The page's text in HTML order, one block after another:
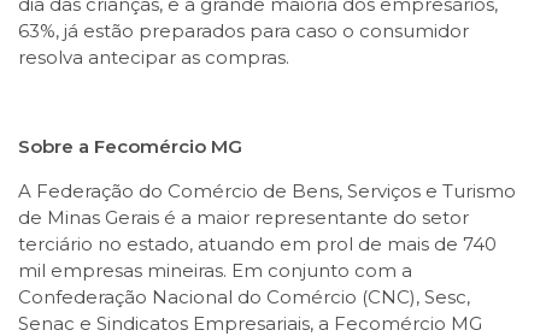
63%, já estão preparados para caso o consumidor
resolva antecipar as compras.
Sobre a Fecomércio MG
A Federação do Comércio de Bens, Serviços e Turismo
de Minas Gerais é a maior representante do setor
terciário no estado, atuando em prol de mais de 740
mil empresas mineiras. Em conjunto com a
Confederação Nacional do Comércio (CNC), Sesc,
Senac e Sindicatos Empresariais, a Fecomércio MG